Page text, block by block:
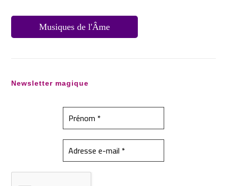
Musiques de l'Âme
Newsletter magique